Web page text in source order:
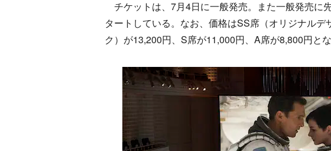
チケットは、7月4日に一般発売。また一般発売に
タートしている。なお、価格はSS席（オリジナル
ク）が13,200円、S席が11,000円、A席が8,800円と